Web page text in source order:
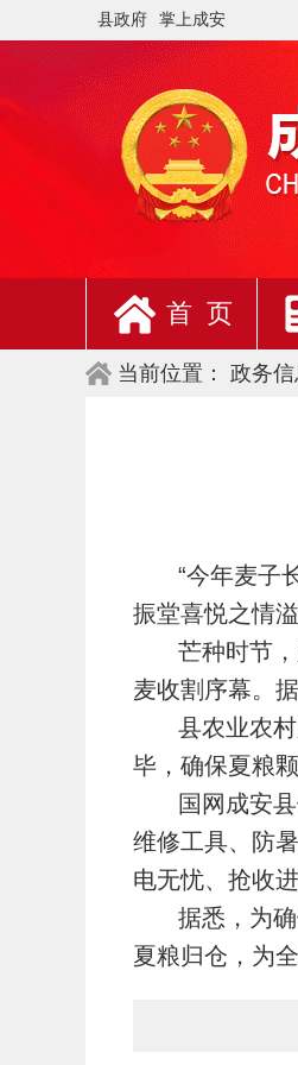
县政府 掌上成安
首 页
当前位置： 政务
“今年麦子
振堂喜悦之情溢
芒种时节
麦收割序幕。
县农业农
毕，确保夏粮
国网成安
维修工具、防
电无忧、抢收
据悉，为
夏粮归仓，为